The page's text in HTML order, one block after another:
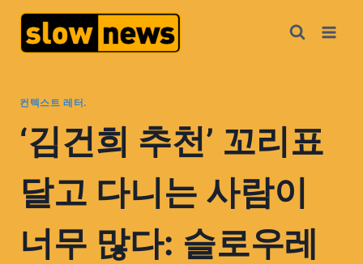
컨텍스트 레터.
‘김건희 추천’ 꼬리표
달고 다니는 사람이
너무 많다: 슬로우레